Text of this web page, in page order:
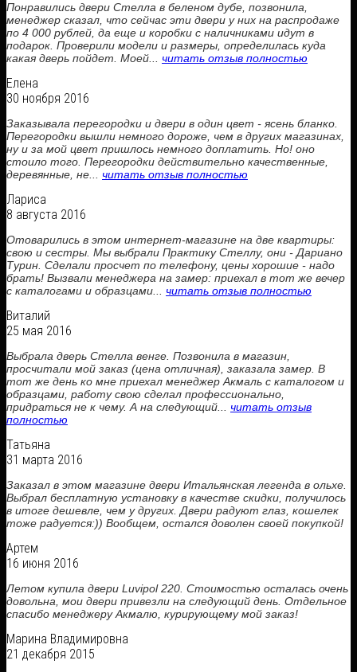
Понравились двери Стелла в беленом дубе, позвонила,
менеджер сказал, что сейчас эти двери у них на распродаже
по 4 000 рублей, да еще и коробки с наличниками идут в
подарок. Проверили модели и размеры, определилась куда
какая дверь пойдет. Моей... читать отзыв полностью
Елена
30 ноября 2016
Заказывала перегородки и двери в один цвет - ясень бланко.
Перегородки вышли немного дороже, чем в других магазинах,
ну и за мой цвет пришлось немного доплатить. Но! оно
стоило того. Перегородки действительно качественные,
деревянные, не... читать отзыв полностью
Лариса
8 августа 2016
Отоварились в этом интернет-магазине на две квартиры:
свою и сестры. Мы выбрали Практику Стеллу, они - Дариано
Турин. Сделали просчет по телефону, цены хорошие - надо
брать! Вызвали менеджера на замер: приехал в тот же вечер
с каталогами и образцами... читать отзыв полностью
Виталий
25 мая 2016
Выбрала дверь Стелла венге. Позвонила в магазин,
просчитали мой заказ (цена отличная), заказала замер. В
тот же день ко мне приехал менеджер Акмаль с каталогом и
образцами, работу свою сделал профессионально,
придраться не к чему. А на следующий... читать отзыв
полностью
Татьяна
31 марта 2016
Заказал в этом магазине двери Итальянская легенда в ольхе.
Выбрал бесплатную установку в качестве скидки, получилось
в итоге дешевле, чем у других. Двери радуют глаз, кошелек
тоже радуется:)) Вообщем, остался доволен своей покупкой!
Артем
16 июня 2016
Летом купила двери Luvipol 220. Стоимостью осталась очень
довольна, мои двери привезли на следующий день. Отдельное
спасибо менеджеру Акмалю, курирующему мой заказ!
Марина Владимировна
21 декабря 2015